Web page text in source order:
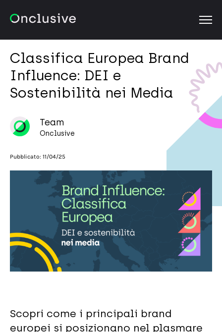
Classifica Europea Brand
Influence: DEI e
Sostenibilità nei Media
Team
Onclusive
Pubblicato: 11/04/25
Scopri come i principali brand
europei si posizionano nel plasmare